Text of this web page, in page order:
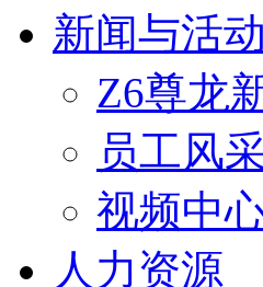
新闻与活动
Z6尊龙
员工风
视频中
人力资源